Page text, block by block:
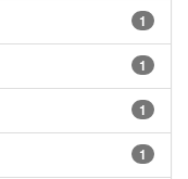
1
1
1
1